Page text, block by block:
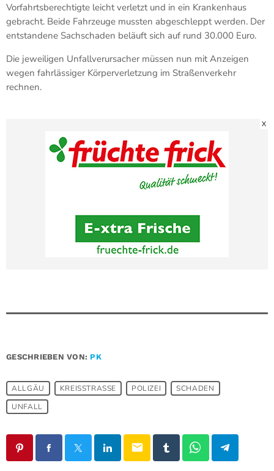
Vorfahrtsberechtigte leicht verletzt und in ein Krankenhaus
gebracht. Beide Fahrzeuge mussten abgeschleppt werden. Der
entstandene Sachschaden beläuft sich auf rund 30.000 Euro.
Die jeweiligen Unfallverursacher müssen nun mit Anzeigen
wegen fahrlässiger Körperverletzung im Straßenverkehr
rechnen.
X
GESCHRIEBEN VON: PK
ALLGÄU KREISSTRASSE POLIZEI
SCHADEN
UNFALL
email